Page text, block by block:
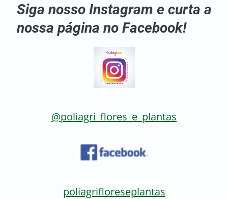
Siga nosso Instagram e curta a
nossa página no Facebook!
@poliagri_flores_e_plantas
poliagrifloreseplantas